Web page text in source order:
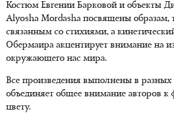
Костюм Евгении Барковой и объекты
Alyosha Mordasha посвящены образам,
связанным со стихиями, а
Обермаира акцентирует внимание на
окружающего нас мира.
Все произведения выполнены в разных
объединяет общее внимание авторов к
цвету.